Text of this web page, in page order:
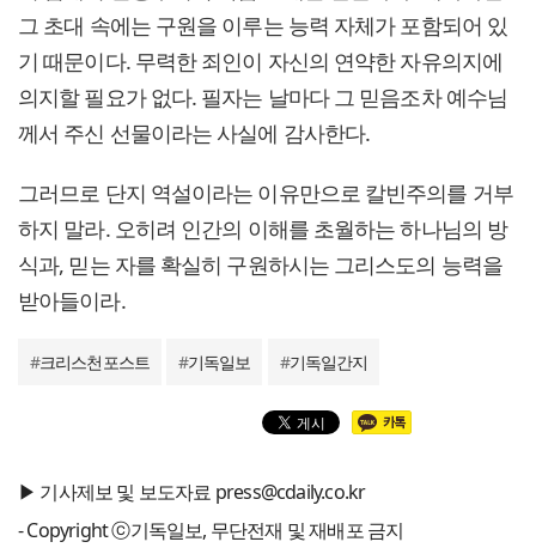
그 초대 속에는 구원을 이루는 능력 자체가 포함되어 있
기 때문이다. 무력한 죄인이 자신의 연약한 자유의지에
의지할 필요가 없다. 필자는 날마다 그 믿음조차 예수님
께서 주신 선물이라는 사실에 감사한다.
그러므로 단지 역설이라는 이유만으로 칼빈주의를 거부
하지 말라. 오히려 인간의 이해를 초월하는 하나님의 방
식과, 믿는 자를 확실히 구원하시는 그리스도의 능력을
받아들이라.
#크리스천포스트 #기독일보 #기독일간지
▶ 기사제보 및 보도자료 press@cdaily.co.kr
- Copyright ⓒ기독일보, 무단전재 및 재배포 금지